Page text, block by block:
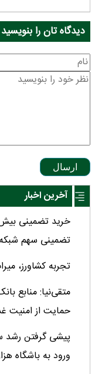
دیدگاه تان را بنویسید
ارسال
آخرین اخبار
تضمینی سهم
تجربه کشاورز،
متقی‌نیا: منابع
حمایت از امنیت
پیشی گرفتن رشد
ورود به باشگاه